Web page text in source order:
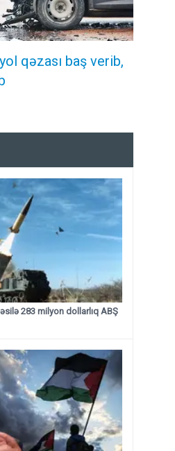
yol qəzası baş verib,
283 milyon dollarlıq ABŞ